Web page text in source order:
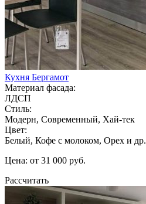
Кухня Бергамот
Материал фасада:
ЛДСП
Стиль:
Модерн, Современный, Хай-тек
Цвет:
Белый, Кофе с молоком, Орех и др.
Цена: от 31 000 руб.
Рассчитать